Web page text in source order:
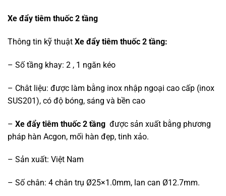
Xe đẩy tiêm thuốc 2 tầng
Thông tin kỹ thuật Xe đẩy tiêm thuốc 2 tầng:
– Số tầng khay: 2 , 1 ngăn kéo
– Chât liệu: được làm bằng inox nhập ngoại cao cấp (inox
SUS201), có độ bóng, sáng và bền cao
– Xe đẩy tiêm thuốc 2 tầng được sản xuất bằng phương
pháp hàn Acgon, mối hàn đẹp, tinh xảo.
– Sản xuất: Việt Nam
– Số chân: 4 chân trụ Ø25×1.0mm, lan can Ø12.7mm.